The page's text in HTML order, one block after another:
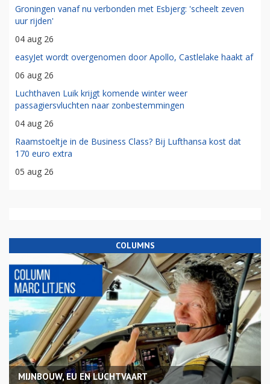
Groningen vanaf nu verbonden met Esbjerg: 'scheelt zeven
uur rijden'
04 aug 26
easyJet wordt overgenomen door Apollo, Castlelake haakt af
06 aug 26
Luchthaven Luik krijgt komende winter weer
passagiersvluchten naar zonbestemmingen
04 aug 26
Raamstoeltje in de Business Class? Bij Lufthansa kost dat
170 euro extra
05 aug 26
COLUMNS
MIJNBOUW, EU EN LUCHTVAART